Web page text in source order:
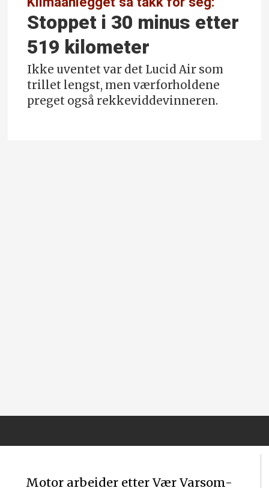
Stoppet i 30 minus etter
519 kilometer
Ikke uventet var det Lucid Air som
trillet lengst, men værforholdene
preget også rekkeviddevinneren.
Motor arbeider etter Vær Varsom-